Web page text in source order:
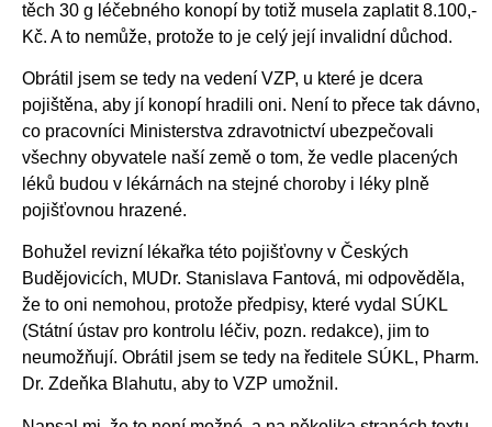
těch 30 g léčebného konopí by totiž musela zaplatit 8.100,-
Kč. A to nemůže, protože to je celý její invalidní důchod.
Obrátil jsem se tedy na vedení VZP, u které je dcera
pojištěna, aby jí konopí hradili oni. Není to přece tak dávno,
co pracovníci Ministerstva zdravotnictví ubezpečovali
všechny obyvatele naší země o tom, že vedle placených
léků budou v lékárnách na stejné choroby i léky plně
pojišťovnou hrazené.
Bohužel revizní lékařka této pojišťovny v Českých
Budějovicích, MUDr. Stanislava Fantová, mi odpověděla,
že to oni nemohou, protože předpisy, které vydal SÚKL
(Státní ústav pro kontrolu léčiv, pozn. redakce), jim to
neumožňují. Obrátil jsem se tedy na ředitele SÚKL, Pharm.
Dr. Zdeňka Blahutu, aby to VZP umožnil.